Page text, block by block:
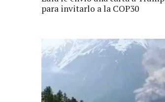
para invitarlo a la COP30